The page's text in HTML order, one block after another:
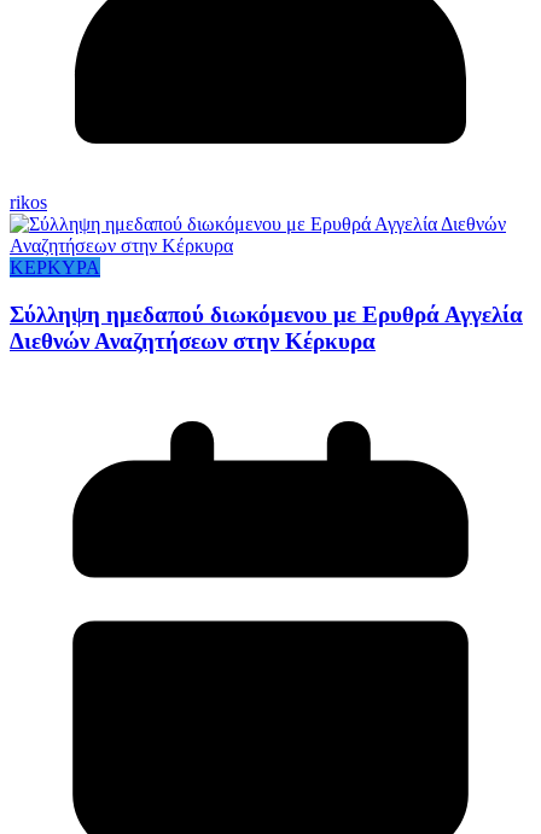
rikos
ΚΕΡΚΥΡΑ
Σύλληψη ημεδαπού διωκόμενου με Ερυθρά Αγγελία
Διεθνών Αναζητήσεων στην Κέρκυρα